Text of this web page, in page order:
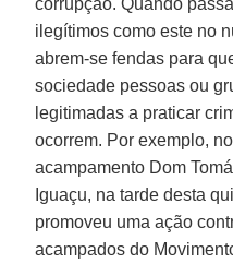
ilegítimos como este no
abrem-se fendas para
sociedade pessoas ou
legitimadas a praticar
ocorrem. Por exemplo,
acampamento Dom
Iguaçu, na tarde desta
promoveu uma ação
acampados do